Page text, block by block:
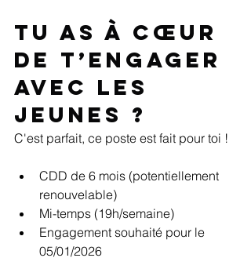
Tu as à cœur
de t’engager
avec les
jeunes ?
C'est parfait, ce poste est fait pour toi !
CDD de 6 mois (potentiellement
renouvelable)
Mi-temps (19h/semaine)
Engagement souhaité pour le
05/01/2026